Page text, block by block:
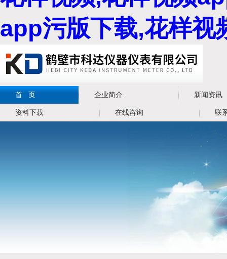
app污版下载,花样视
首 页 企业简介 新闻资讯
资料下载 在线咨询 联